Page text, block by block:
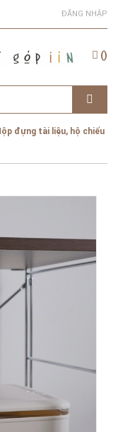
ĐĂNG NHẬP
()
đựng tài liệu, hộ chiếu